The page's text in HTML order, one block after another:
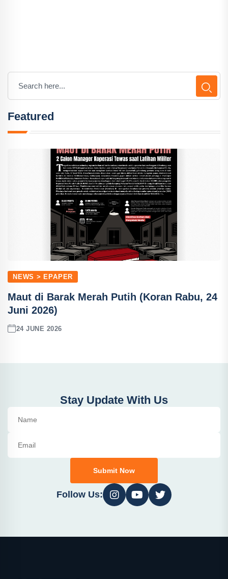
Featured
NEWS > EPAPER
Maut di Barak Merah Putih (Koran Rabu, 24
Juni 2026)
24 JUNE 2026
Stay Update With Us
Submit Now
Follow Us: